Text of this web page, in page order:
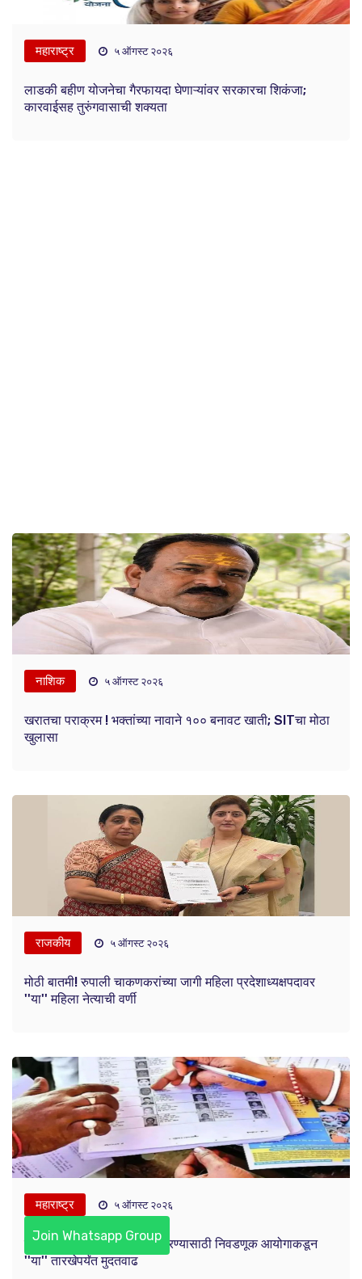
महाराष्ट्र ५ ऑगस्ट २०२६
लाडकी बहीण योजनेचा गैरफायदा घेणाऱ्यांवर सरकारचा शिकंजा;
कारवाईसह तुरुंगवासाची शक्यता
नाशिक ५ ऑगस्ट २०२६
खरातचा पराक्रम ! भक्तांच्या नावाने १०० बनावट खाती; SITचा मोठा
खुलासा
राजकीय ५ ऑगस्ट २०२६
मोठी बातमी! रुपाली चाकणकरांच्या जागी महिला प्रदेशाध्यक्षपदावर
''या'' महिला नेत्याची वर्णी
महाराष्ट्र ५ ऑगस्ट २०२६
राज्यातील SIR प्रक्रिया पूर्ण करण्यासाठी निवडणूक आयोगाकडून
''या'' तारखेपर्यंत मुदतवाढ
Join Whatsapp Group